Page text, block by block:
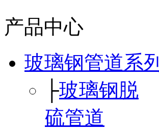
产品中心
玻璃钢管道系列
├玻璃钢脱
硫管道